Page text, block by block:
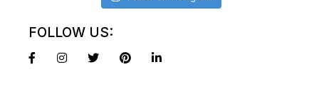
FOLLOW US: